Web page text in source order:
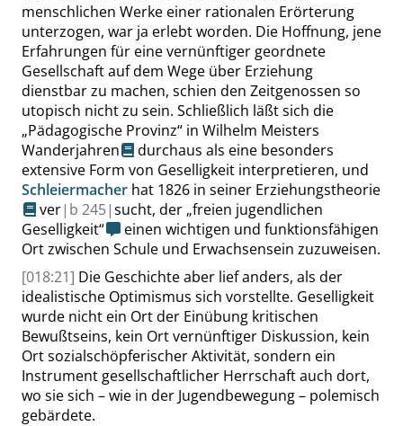
menschlichen Werke einer rationalen Erörterung
unterzogen, war ja erlebt worden. Die Hoffnung, jene
Erfahrungen für eine vernünftiger geordnete
Gesellschaft auf dem Wege über Erziehung
dienstbarzu machen, schien den Zeitgenossen so
utopisch nicht zu sein. Schließlich läßt sich die
„Pädagogische Provinz“ in Wilhelm Meisters
Wanderjahren
durchaus als eine besonders
extensive Form von Geselligkeit interpretieren, und
Schleiermacher hat 1826 in seiner Erziehungstheorie
ver| b 245|sucht, der „freien jugendlichen
Geselligkeit“
einen wichtigen und funktionsfähigen
Ort zwischen Schule und Erwachsensein zuzuweisen.
[018:21] Die Geschichte aber lief anders, als der
idealistische Optimismus sich vorstellte. Geselligkeit
wurde nicht ein Ort der Einübung kritischen
Bewußtseins, kein Ort vernünftiger Diskussion, kein
Ort sozialschöpferischer Aktivität, sondern ein
Instrument gesellschaftlicher Herrschaftauch dort,
wo sie sich – wie in der Jugendbewegung – polemisch
gebärdete.